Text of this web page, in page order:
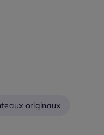
originaux